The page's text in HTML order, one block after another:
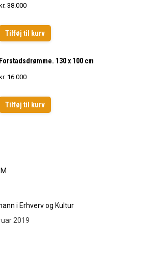
kr. 38.000
Tilføj til kurv
Forstadsdrømme. 130 x 100 cm
kr. 16.000
Tilføj til kurv
i Erhverv og Kultur
2019